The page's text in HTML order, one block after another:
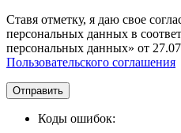
Ставя отметку, я даю свое
персональных данных в
персональных данных» от
Пользовательского соглашения
Отправить
Коды ошибок: